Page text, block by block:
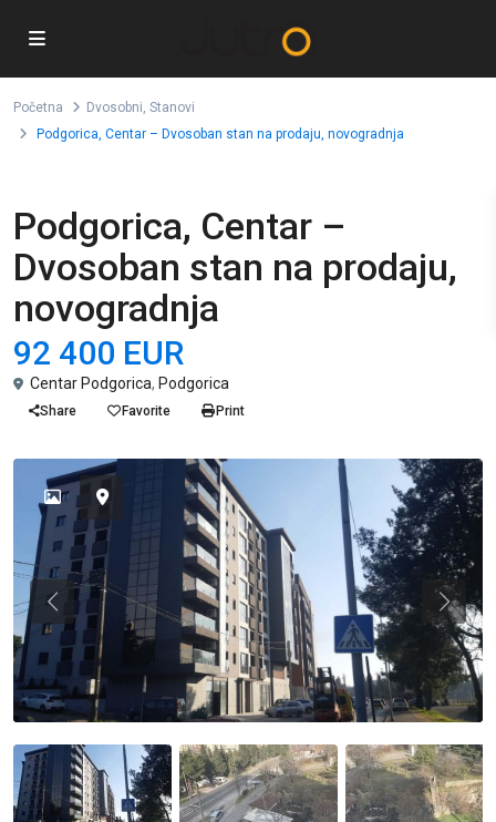
Početna Dvosobni, Stanovi
Podgorica, Centar – Dvosoban stan na prodaju, novogradnja
Podgorica, Centar –
Dvosoban stan na prodaju,
novogradnja
92 400 EUR
Centar Podgorica, Podgorica
Share Favorite Print
Previous